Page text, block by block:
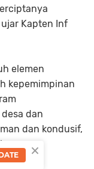
Kapten Inf
elemen
kepemimpinan
dan
dan kondusif,
×